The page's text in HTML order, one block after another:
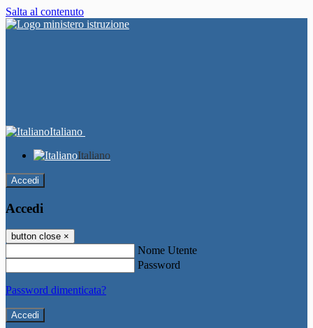
Salta al contenuto
Italiano
Italiano
Accedi
Accedi
button close ×
Nome Utente
Password
Password dimenticata?